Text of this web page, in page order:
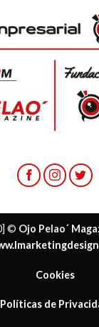
© Ojo Pelao´
Cookies
Políticas de